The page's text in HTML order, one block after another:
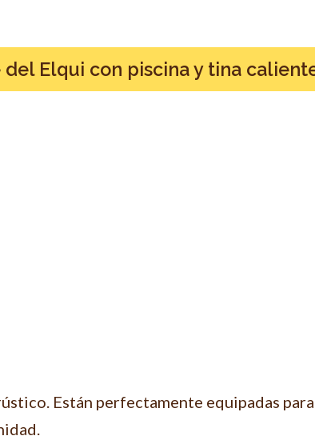
del Elqui con piscina y tina
Están perfectamente equipadas